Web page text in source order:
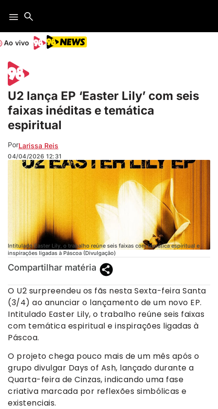
Ao vivo
U2 lança EP ‘Easter Lily’ com seis
faixas inéditas e temática
espiritual
PorLarissa Reis
04/04/2026 12:31
Intitulado Easter Lily, o trabalho reúne seis faixas com temática espiritual e
inspirações ligadas à Páscoa (Divulgação)
Compartilhar matéria
O U2 surpreendeu os fãs nesta Sexta-feira Santa
(3/4) ao anunciar o lançamento de um novo EP.
Intitulado Easter Lily, o trabalho reúne seis faixas
com temática espiritual e inspirações ligadas à
Páscoa.
O projeto chega pouco mais de um mês após o
grupo divulgar Days of Ash, lançado durante a
Quarta-feira de Cinzas, indicando uma fase
criativa marcada por reflexões simbólicas e
existenciais.